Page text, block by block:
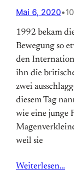
Mai 6, 2020•
1992 bekam
Bewegung so
den
ihn die
zwei
diesem Tag
wie eine junge
weil sie
Weiterlesen…